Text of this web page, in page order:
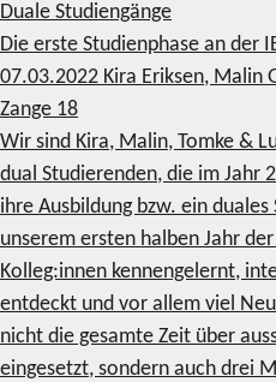
Duale Studiengänge
Die erste Studienphase an der
07.03.2022 Kira Eriksen, Malin
Zange 18
Wir sind Kira, Malin, Tomke &
dual Studierenden, die im Jahr
ihre Ausbildung bzw. ein
unserem ersten halben Jahr
Kolleg:innen kennengelernt,
entdeckt und vor allem viel
nicht die gesamte Zeit über
eingesetzt, sondern auch drei